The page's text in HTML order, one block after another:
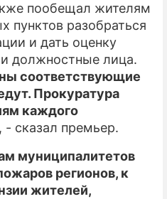
пообещал жителям
пунктов разобраться
и дать оценку
должностные лица.
соответствующие
Прокуратура
каждого
, - сказал премьер.
муниципалитетов
регионов, к
жителей,